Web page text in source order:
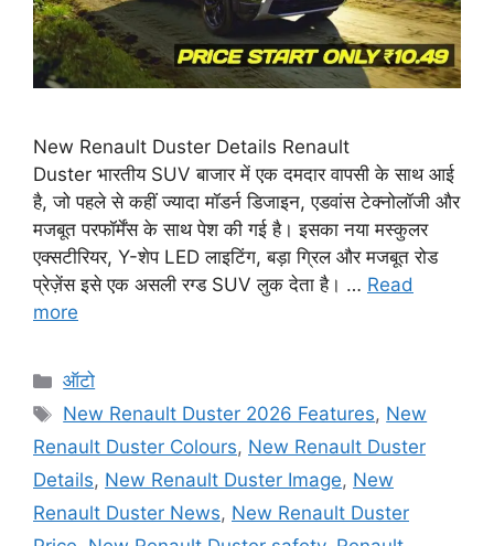
New Renault Duster Details Renault
Duster भारतीय SUV बाजार में एक दमदार वापसी के साथ आई
है, जो पहले से कहीं ज्यादा मॉडर्न डिजाइन, एडवांस टेक्नोलॉजी और
मजबूत परफॉर्मेंस के साथ पेश की गई है। इसका नया मस्कुलर
एक्सटीरियर, Y-शेप LED लाइटिंग, बड़ा ग्रिल और मजबूत रोड
प्रेज़ेंस इसे एक असली रग्ड SUV लुक देता है। … Read
more
Categories
ऑटो
Tags
New Renault Duster 2026 Features, New
Renault Duster Colours, New Renault Duster
Details, New Renault Duster Image, New
Renault Duster News, New Renault Duster